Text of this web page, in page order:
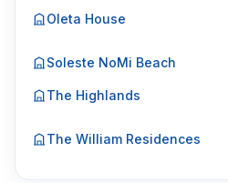
Oleta House
Soleste NoMi Beach
The Highlands
The William Residences